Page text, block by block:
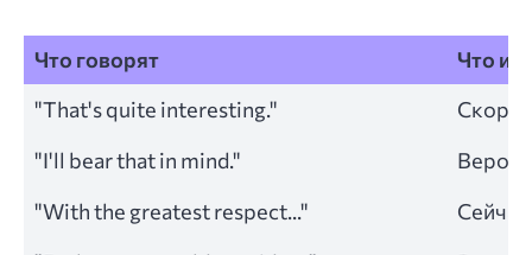
Что говорят
Что
"That's quite interesting."
"I'll bear that in mind."
"With the greatest respect..."
Сейчас